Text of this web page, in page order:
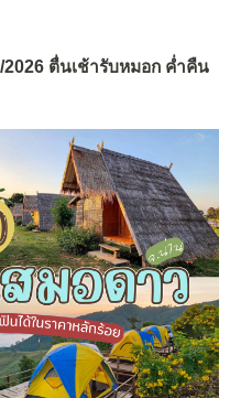
ตื่นเช้ารับหมอก ค่ำคืน